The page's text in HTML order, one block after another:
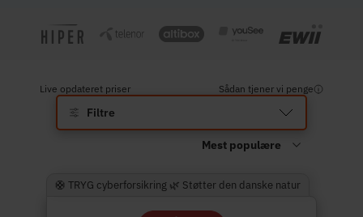
Live opdateret priser Sådan tjener vi penge
Filtre
🛟 TRYG cyberforsikring 🌿 Støtter den danske natur